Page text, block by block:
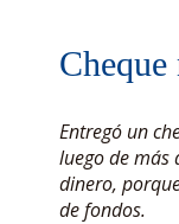
Entregó un
luego de más
dinero,
de fondos.